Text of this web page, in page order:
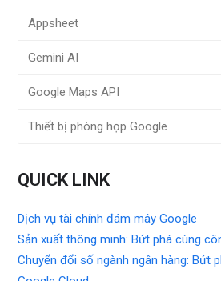
Appsheet
Gemini AI
Google Maps API
Thiết bị phòng họp Google
QUICK LINK
Dịch vụ tài chính đám mây Google
Sản xuất thông minh: Bứt phá cùng
Chuyển đổi số ngành ngân hàng: Bứt